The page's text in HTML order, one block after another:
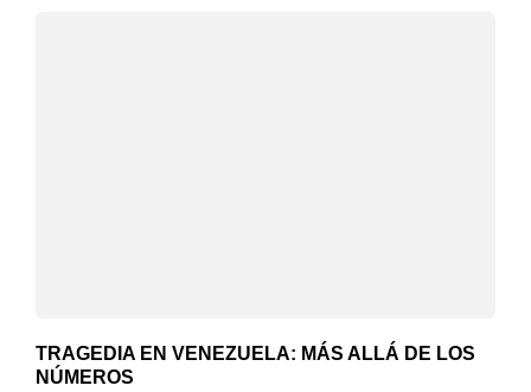
TRAGEDIA EN VENEZUELA: MÁS ALLÁ DE LOS
NÚMEROS